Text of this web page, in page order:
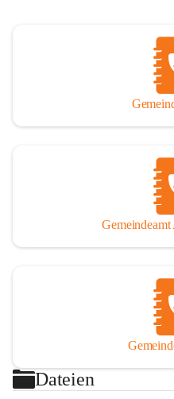
Dateien